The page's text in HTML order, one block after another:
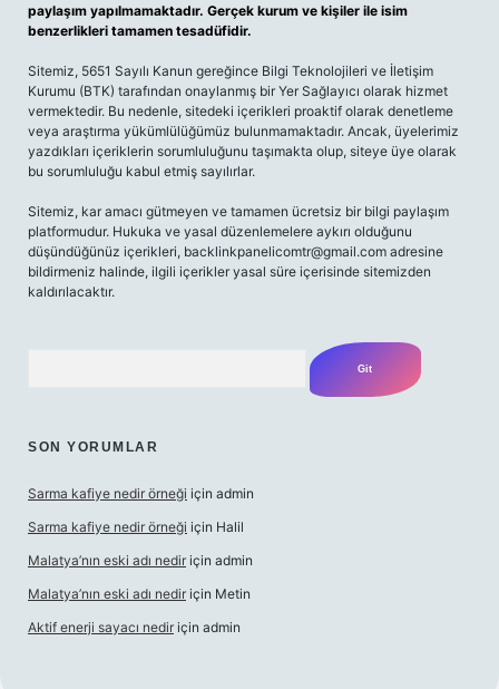
paylaşım yapılmamaktadır. Gerçek kurum ve kişiler ile isim
benzerlikleri tamamen tesadüfidir.
Sitemiz, 5651 Sayılı Kanun gereğince Bilgi Teknolojileri ve İletişim
Kurumu (BTK) tarafından onaylanmış bir Yer Sağlayıcı olarak hizmet
vermektedir. Bu nedenle, sitedeki içerikleri proaktif olarak denetleme
veya araştırma yükümlülüğümüz bulunmamaktadır. Ancak, üyelerimiz
yazdıkları içeriklerin sorumluluğunu taşımakta olup, siteye üye olarak
bu sorumluluğu kabul etmiş sayılırlar.
Sitemiz, kar amacı gütmeyen ve tamamen ücretsiz bir bilgi paylaşım
platformudur. Hukuka ve yasal düzenlemelere aykırı olduğunu
düşündüğünüz içerikleri, backlinkpanelicomtr@gmail.com adresine
bildirmeniz halinde, ilgili içerikler yasal süre içerisinde sitemizden
kaldırılacaktır.
SON YORUMLAR
Sarma kafiye nedir örneği için admin
Sarma kafiye nedir örneği için Halil
Malatya’nın eski adı nedir için admin
Malatya’nın eski adı nedir için Metin
Aktif enerji sayacı nedir için admin